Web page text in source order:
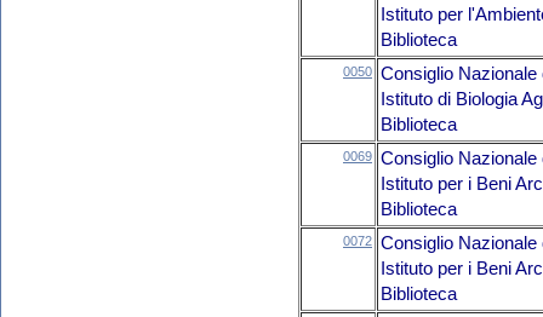
Istituto per
Biblioteca
0050 Consiglio Nazionale
Istituto di Biologia
Biblioteca
0069 Consiglio Nazionale
Istituto per i Beni
Biblioteca
0072 Consiglio Nazionale
Istituto per i Beni
Biblioteca